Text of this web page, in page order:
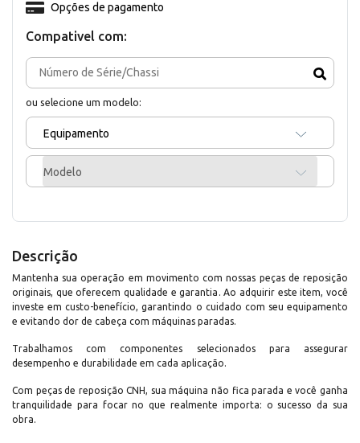
Compativel com:
ou selecione um modelo:
Equipamento
Modelo
Opções de pagamento
Descrição
Mantenha sua operação em movimento com nossas peças de reposição
originais, que oferecem qualidade e garantia. Ao adquirir este item, você
investe em custo-benefício, garantindo o cuidado com seu equipamento
e evitando dor de cabeça com máquinas paradas.
Trabalhamos com componentes selecionados para assegurar
desempenho e durabilidade em cada aplicação.
Com peças de reposição CNH, sua máquina não fica parada e você ganha
tranquilidade para focar no que realmente importa: o sucesso da sua
obra.